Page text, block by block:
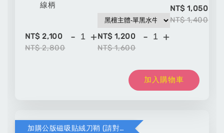
線柄
NT$ 2,100
NT$ 2,800
- +NT$ 1,200
NT$ 1,600
- +
NT$ 1,050
NT$ 1,400
加入購物車
加購公版磁吸貼絨刀鞘 (請對應木頭材質與刀款尺寸)